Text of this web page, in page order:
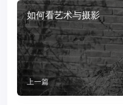
如何看艺术与摄影
上一篇